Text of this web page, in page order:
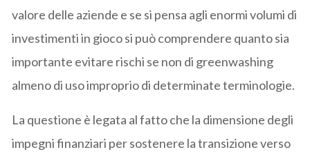
valore delle aziende e se si pensa agli enormi volumi di
investimenti in gioco si può comprendere quanto sia
importante evitare rischi se non di greenwashing
almeno di uso improprio di determinate terminologie.
La questione è legata al fatto che la dimensione degli
impegni finanziari per sostenere la transizione verso